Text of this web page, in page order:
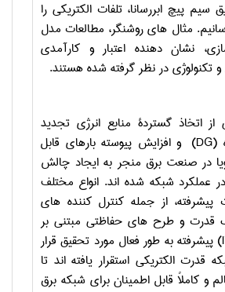
پیچ ابررسانا، تلفات الکتریکی را
مثال های روشنگر، مطالعات مدل
نشان دهنده اعتبار و کارآمدی
تکنولوژی در نظر گرفته شده هستند.
اتخاذ گستردۀ منابع انرژی تجدید
(
DG
) و افزایش پیوسته بارهای قابل
در صنعت برق منجر به ایجاد چالش
عملکرد شبکه شده اند. انواع مختلف
از جمله کنترل کننده های
قدرت و طرح های حفاظتی مبتنی بر
) پیشرفته به طور فعال مورد تحقیق قرار
قدرت الکتریکی استقرار یافته اند تا
و کاملاً قابل اطمینان برای شبکه برق